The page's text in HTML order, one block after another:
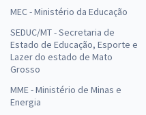
MEC - Ministério da Educação
SEDUC/MT - Secretaria de
Estado de Educação, Esporte e
Lazer do estado de Mato
Grosso
MME - Ministério de Minas e
Energia